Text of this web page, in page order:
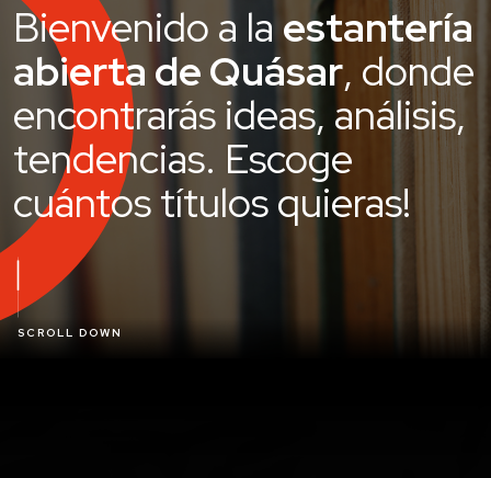
Bienvenido a la estantería
abierta de Quásar, donde
encontrarás ideas, análisis,
tendencias. Escoge
cuántos títulos quieras!
SCROLL DOWN